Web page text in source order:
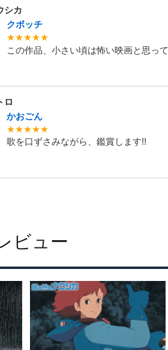
シカ
クボッチ
★★★★★
この作品、小さい頃は怖い映画と思っ
ロ
かおごん
★★★★★
歌を口ずさみながら、鑑賞します!!
ビュー